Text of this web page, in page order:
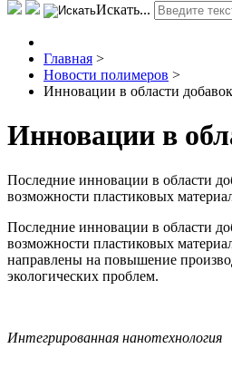
Искать...
Главная >
Новости полимеров >
Инновации в области добавок
Инновации в
Последние инновации в области
возможности пластиковых
Последние инновации в области
возможности пластиковых
направлены на повышение
экологических проблем.
Интегрированная нанотехнология